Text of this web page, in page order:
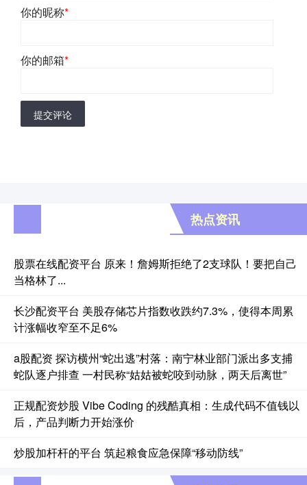
你的昵称*
你的邮箱*
提交评论
热点资讯
股票在线配资平台 原来！詹姆斯拒绝了2支球队！要把自己
当格林了...
长沙配资平台 美股存储芯片指数收跌约7.3%，使得本周累
计涨幅收窄至不足6%
a股配资 探访横州“蛇出逃”村落：南宁林业部门派出多支捕
蛇队逐户排查 一村民称“姑姑被蛇咬到动脉，两天后离世”
正规配资炒股 Vibe Coding 的残酷真相：生成代码不值钱以
后，产品判断力开始涨价
炒股加杆杆的平台 筑起粮食应急保障“移动防线”